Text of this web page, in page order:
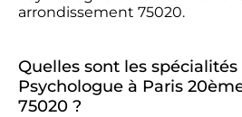
arrondissement 75020.
Quelles sont les
Psychologue à Paris
75020 ?